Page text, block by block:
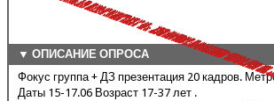
▼ ОПИСАНИЕ ОПРОСА
Фокус группа + ДЗ презентация 20 кадров.
Даты 15-17.06 Возраст 17-37 лет .